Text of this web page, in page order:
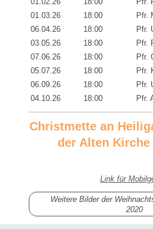
01.03.26
18:00
Pfr.
06.04.26
18:00 Pfr.
03.05.26
18:00
Pfr.
07.06.26
18:00
Pfr.
05.07.26
18:00
Pfr.
06.09.26
18:00
Pfr.
04.10.26
18:00 Pfr.
Christmette an
der Alten
Link für
Weitere Bilder der
2020